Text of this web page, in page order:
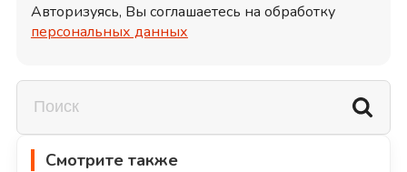
Авторизуясь, Вы соглашаетесь на обработку
персональных данных
Смотрите также